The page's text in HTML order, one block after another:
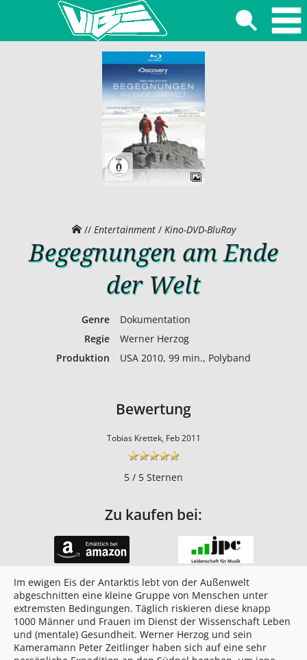
// Entertainment/ Kino-DVD-BluRay
Begegnungen am Ende
der Welt
Genre
Dokumentation
Regie
Werner Herzog
Produktion
USA 2010, 99 min., Polyband
Bewertung
Tobias Krettek, Feb 2011
5 / 5 Sternen
Zu kaufen bei:
Im ewigen Eis der Antarktis lebt von der Außenwelt
abgeschnitten eine kleine Gruppe von Menschen unter
extremsten Bedingungen. Täglich riskieren diese knapp
1000 Männer und Frauen im Dienst der Wissenschaft Leben
und (mentale) Gesundheit. Werner Herzog und sein
Kameramann Peter Zeitlinger haben sich auf eine sehr